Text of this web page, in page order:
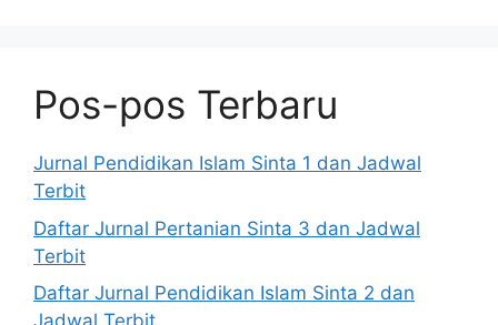
Pos-pos Terbaru
Jurnal Pendidikan Islam Sinta 1 dan Jadwal
Terbit
Daftar Jurnal Pertanian Sinta 3 dan Jadwal
Terbit
Daftar Jurnal Pendidikan Islam Sinta 2 dan